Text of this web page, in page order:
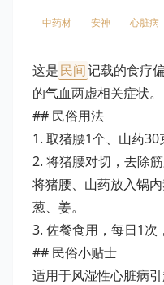
中药材 安神 心脏病
这是民间记载的食疗
的气血两虚相关症状。
## 民俗用法
1. 取猪腰1个、山药30
2. 将猪腰对切，去除
将猪腰、山药放入锅
葱、姜。
3. 佐餐食用，每日1次
## 民俗小贴士
适用于风湿性心脏病